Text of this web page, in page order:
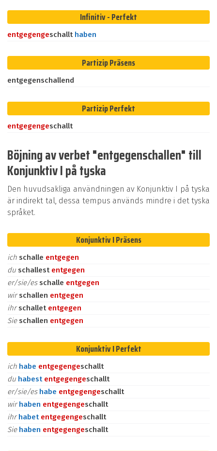
Infinitiv - Perfekt
entgegengeschallt haben
Partizip Präsens
entgegenschallend
Partizip Perfekt
entgegengeschallt
Böjning av verbet "entgegenschallen" till
Konjunktiv I på tyska
Den huvudsakliga användningen av Konjunktiv I på tyska
är indirekt tal, dessa tempus används mindre i det tyska
språket.
Konjunktiv I Präsens
ich schalle entgegen
du schallest entgegen
er/sie/es schalle entgegen
wirschallen entgegen
ihrschallet entgegen
Sie schallen entgegen
Konjunktiv I Perfekt
ich habe entgegengeschallt
du habest entgegengeschallt
er/sie/es habe entgegengeschallt
wirhaben entgegengeschallt
ihrhabet entgegengeschallt
Sie haben entgegengeschallt